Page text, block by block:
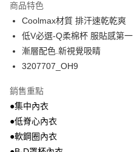
Apple Pay
悠遊付
Google Pay
全支付
全盈+PAY
商品特色
Coolmax材質 排汗速乾乾爽
低V必選-Q柔棉杯 服貼感第一
漸層配色.新視覺吸睛
3207707_OH9
銷售重點
●集中內衣
●低脊心內衣
●軟鋼圈內衣